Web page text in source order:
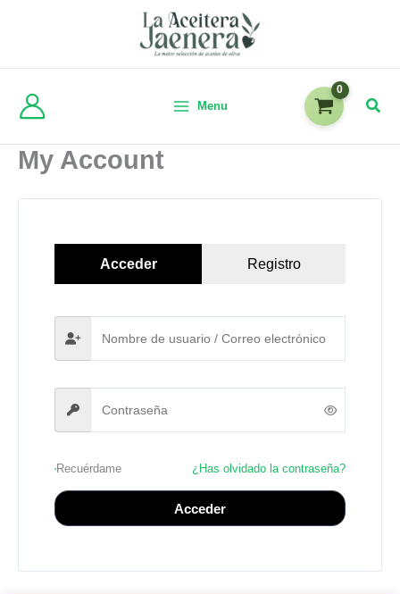
Menu
My Account
Acceder Registro
Recuérdame ¿Has olvidado la contraseña?
Acceder